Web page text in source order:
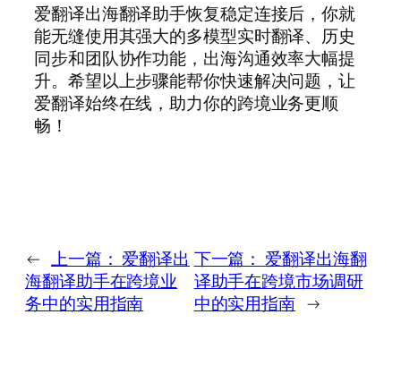
爱翻译出海翻译助手恢复稳定连接后，你就
能无缝使用其强大的多模型实时翻译、历史
同步和团队协作功能，出海沟通效率大幅提
升。希望以上步骤能帮你快速解决问题，让
爱翻译始终在线，助力你的跨境业务更顺
畅！
← 上一篇： 爱翻译出
海翻译助手在跨境业
务中的实用指南
下一篇： 爱翻译出海翻
译助手在跨境市场调研
中的实用指南 →